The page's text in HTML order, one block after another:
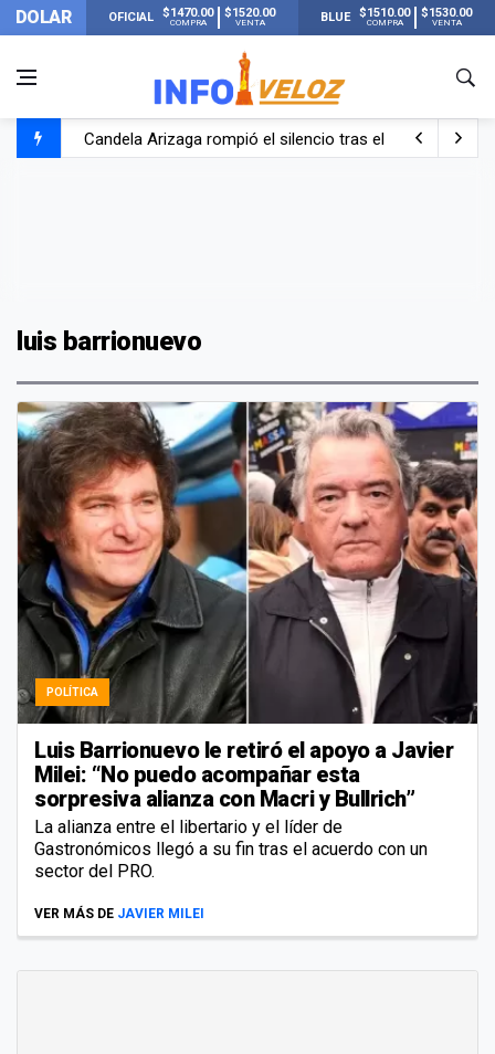
DOLAR OFICIAL $1470.00
COMPRA
$1520.00
VENTA BLUE $1510.00
COMPRA
$1530.00
VENTA
Candela Arizaga rompió el silencio tras el incidente con
luis barrionuevo
POLÍTICA
Luis Barrionuevo le retiró el apoyo a Javier
Milei: “No puedo acompañar esta
sorpresiva alianza con Macri y Bullrich”
La alianza entre el libertario y el líder de
Gastronómicos llegó a su fin tras el acuerdo con un
sector del PRO.
VER MÁS DE JAVIER MILEI